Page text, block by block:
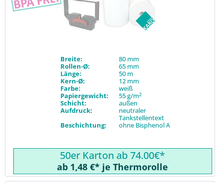
Breite:
80 mm
Rollen-Ø:
65 mm
Länge:
50 m
Kern-Ø:
12 mm
Farbe:
weiß
Papiergewicht:
55 g/m2
Schicht:
außen
Aufdruck:
neutraler
Tankstellentext
Beschichtung:
ohne Bisphenol A
50er Karton ab 74.00€*
ab 1,48 €* je Thermorolle